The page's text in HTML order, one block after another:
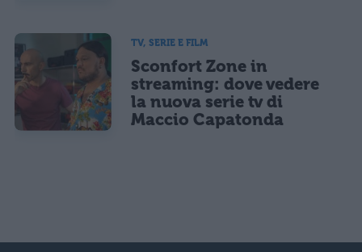
TV, SERIE E FILM
Sconfort Zone in
streaming: dove vedere
la nuova serie tv di
Maccio Capatonda